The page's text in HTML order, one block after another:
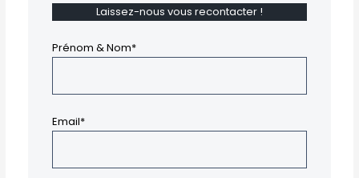
Laissez-nous vous recontacter !
Prénom & Nom*
Email*